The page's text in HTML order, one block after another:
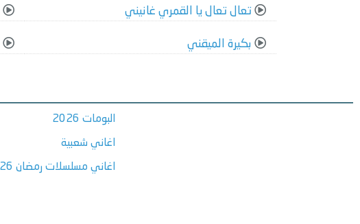
تعال تعال يا القمري غانيني
بكيرة الميقني
البومات 2026
اغاني شعبية
اغاني مسلسلات رمضان 2026